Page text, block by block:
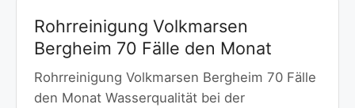
Rohrreinigung Volkmarsen
Bergheim 70 Fälle den Monat
Rohrreinigung Volkmarsen Bergheim 70 Fälle
den Monat Wasserqualität bei der